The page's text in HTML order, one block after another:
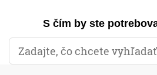
S čím by ste